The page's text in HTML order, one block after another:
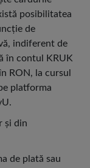
posibilitatea
de
indiferent de
în contul KRUK
RON, la cursul
platforma
şi din
de plată sau